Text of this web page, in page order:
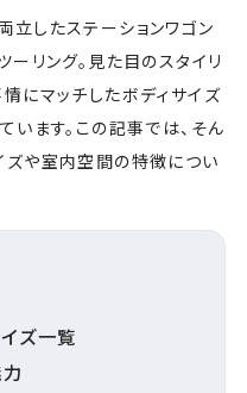
立したステーションワゴン
リング。見た目のスタイリ
にマッチしたボディサイズ
います。この記事では、そん
ズや室内空間の特徴につい
ズ一覧